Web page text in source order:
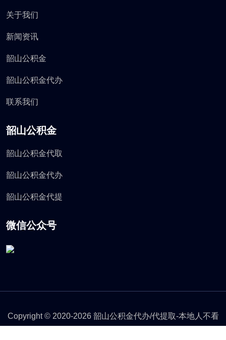
关于我们
新闻资讯
韶山公积金
韶山公积金代办
联系我们
韶山公积金
韶山公积金代取
韶山公积金代办
韶山公积金代提
微信公众号
Copyright © 2020-2026 韶山公积金代办/代提取-本地人不看